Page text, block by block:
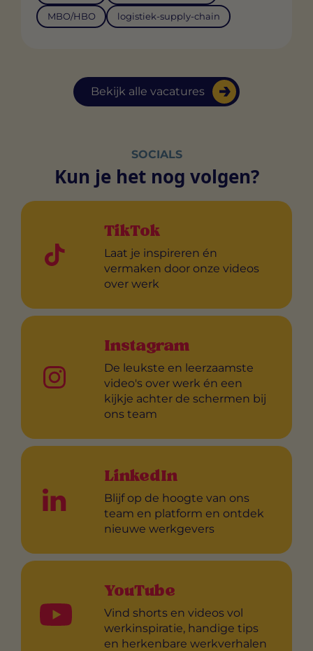
Bekijk alle vacatures
MBO/HBO logistiek-supply-chain
SOCIALS
Kun je het nog volgen?
TikTok
Laat je inspireren én
vermaken door onze videos
over werk
Instagram
De leukste en leerzaamste
video's over werk én een
kijkje achter de schermen bij
ons team
LinkedIn
Blijf op de hoogte van ons
team en platform en ontdek
nieuwe werkgevers
YouTube
Vind shorts en videos vol
werkinspiratie, handige tips
en herkenbare werkverhalen